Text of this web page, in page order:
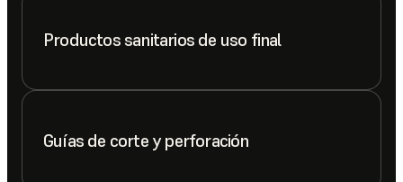
Productos sanitarios de uso final
Guías de corte y perforación